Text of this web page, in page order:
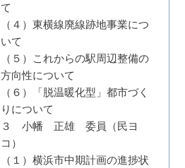
て
（４）東横線廃線跡地事業につ
いて
（５）これからの駅周辺整備の
方向性について
（６）「脱温暖化型」都市づく
りについて
３ 小幡 正雄 委員（民ヨ
コ）
（１）横浜市中期計画の進捗状